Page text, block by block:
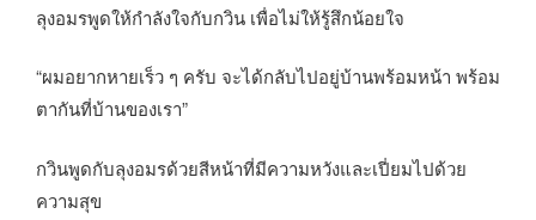
ลุงอมรพูดให้กำลังใจกับกวิน เพื่อไม่ให้รู้สึกน้อยใจ
“ผมอยากหายเร็ว ๆ ครับ จะได้กลับไปอยู่บ้านพร้อมหน้า พร้อม
ตากันที่บ้านของเรา”
กวินพูดกับลุงอมรด้วยสีหน้าที่มีความหวังและเปี่ยมไปด้วย
ความสุข